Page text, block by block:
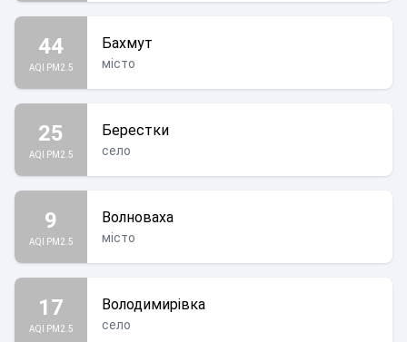
44
AQI PM2.5
Бахмут
місто
25
AQI PM2.5
Берестки
село
9
AQI PM2.5
Волноваха
місто
17
AQI PM2.5
Володимирівка
село